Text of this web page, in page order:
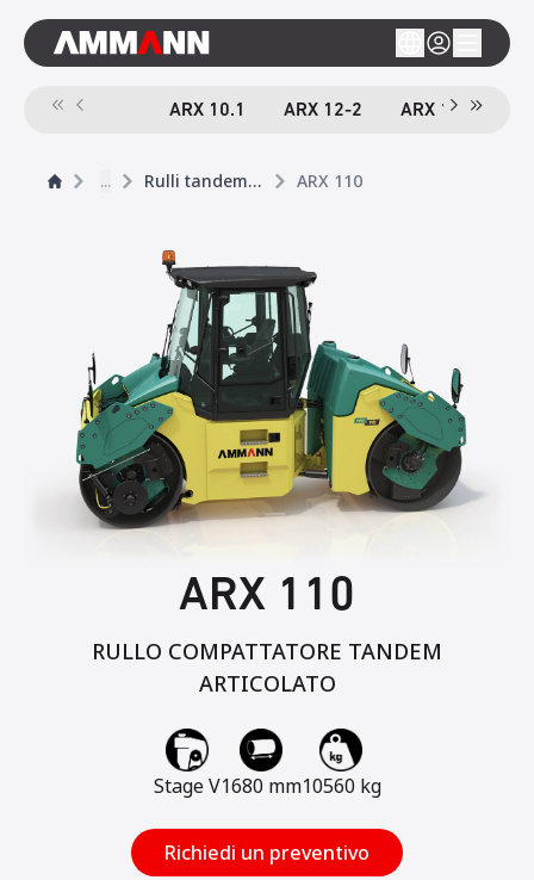
ARX 10.1 ARX 12-2 ARX 16-2
... Rulli tandem pesanti ARX 110
ARX 110
RULLO COMPATTATORE TANDEM
ARTICOLATO
Stage V1680 mm10560 kg
Richiedi un preventivo